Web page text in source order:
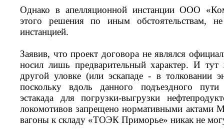
Однако в апелляционной инстанции ООО
этого решения по иным обстоятельствам, не
инстанцией.
Заявив, что проект договора не являлся
носил лишь предварительный характер. И
другой уловке (или эскападе - в толковании
поскольку вдоль данного подъездного пути
эстакада для погрузки-выгрузки
локомотивов запрещено нормативными актами
вагоны к складу «ТОЭК Приморье» никак не